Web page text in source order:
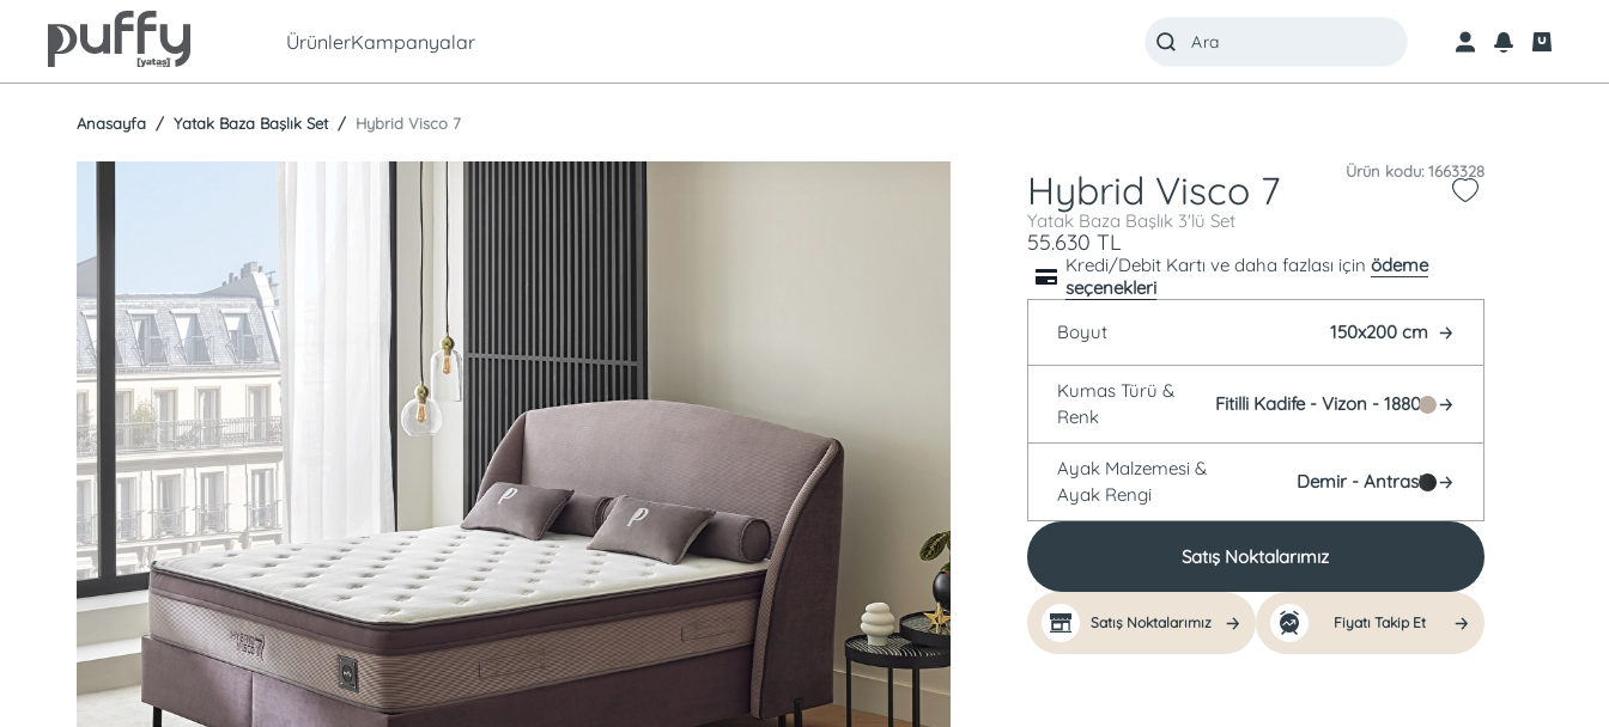
ÜrünlerKampanyalar
Anasayfa Yatak Baza Başlık Set Hybrid Visco 7
Ürün kodu: 1663328
Hybrid Visco 7
Yatak Baza Başlık 3'lü Set
55.630 TL
Kredi/Debit Kartı ve daha fazlası için ödeme
seçenekleri
Boyut
150x200 cm
Kumas Türü &
Renk
Fitilli Kadife - Vizon - 18801
Ayak Malzemesi &
Ayak Rengi
Demir - Antrasit
Satış Noktalarımız
Satış Noktalarımız Fiyatı Takip Et